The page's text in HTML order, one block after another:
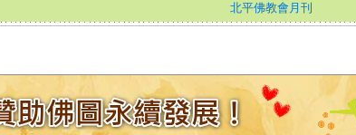
北平佛教會月刊